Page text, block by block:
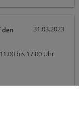
31.03.2023
bis 17.00 Uhr